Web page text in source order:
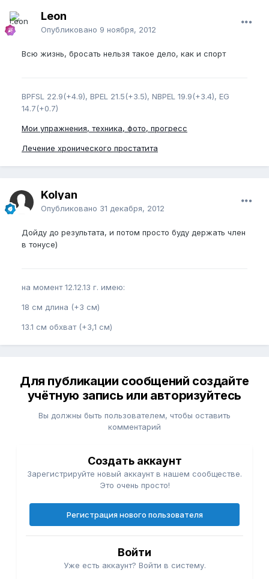
Leon
Опубликовано 9 ноября, 2012
Всю жизнь, бросать нельзя такое дело, как и спорт
BPFSL 22.9(+4.9), BPEL 21.5(+3.5), NBPEL 19.9(+3.4), EG
14.7(+0.7)
Мои упражнения, техника, фото, прогресс
Лечение хронического простатита
Kolyan
Опубликовано 31 декабря, 2012
Дойду до результата, и потом просто буду держать член
в тонусе)
на момент 12.12.13 г. имею:
18 см длина (+3 см)
13.1 см обхват (+3,1 см)
Для публикации сообщений создайте
учётную запись или авторизуйтесь
Вы должны быть пользователем, чтобы оставить
комментарий
Создать аккаунт
Зарегистрируйте новый аккаунт в нашем сообществе.
Это очень просто!
Регистрация нового пользователя
Войти
Уже есть аккаунт? Войти в систему.